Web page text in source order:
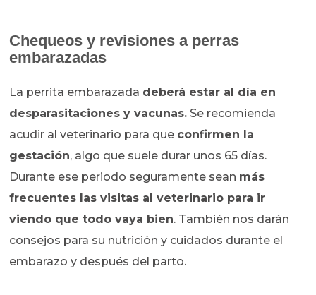
Chequeos y revisiones a perras
embarazadas
La perrita embarazada deberá estar al día en
desparasitaciones y vacunas. Se recomienda
acudir al veterinario para que confirmen la
gestación, algo que suele durar unos 65 días.
Durante ese periodo seguramente sean más
frecuentes las visitas al veterinario para ir
viendo que todo vaya bien. También nos darán
consejos para su nutrición y cuidados durante el
embarazo y después del parto.